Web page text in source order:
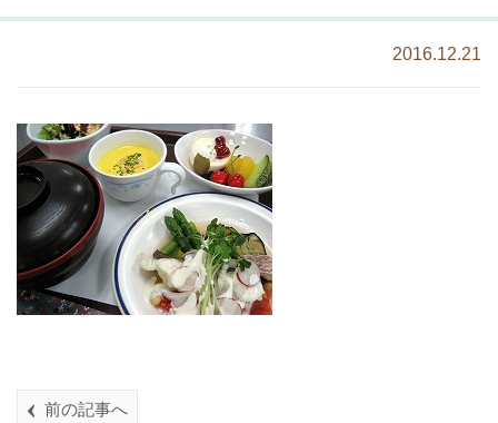
2016.12.21
前の記事へ